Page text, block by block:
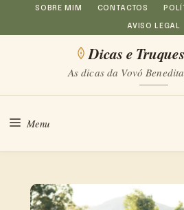
Saltar
para
conteúdo
SOBRE MIM CONTACTOS
AVISO LEGAL
Dicas e
As dicas da Vovó
Menu